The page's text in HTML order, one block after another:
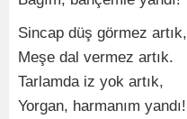
Sincap düş görmez artık,
Meşe dal vermez artık.
Tarlamda iz yok artık,
Yorgan, harmanım yandı!